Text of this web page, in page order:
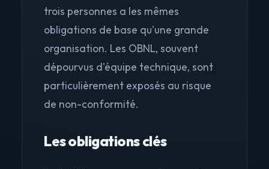
trois personnes a les mêmes
obligations de base qu'une grande
organisation. Les OBNL, souvent
dépourvus d'équipe technique, sont
particulièrement exposés au risque
de non-conformité.
Les obligations clés